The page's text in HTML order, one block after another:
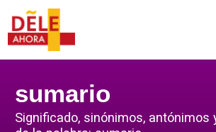
sumario
Significado, sinónimos, antónimos